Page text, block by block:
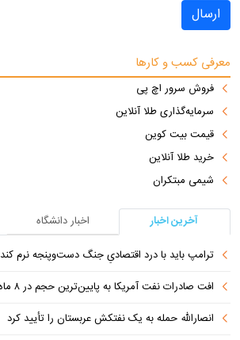
ارسال
معرفی کسب و کارها
فروش سرور اچ پی
سرمایه‌گذاری طلا آنلاین
قیمت بیت کوین
خرید طلا آنلاین
شیمی مبتکران
آخرین اخبار
اخبار دانشگاه
ترامپ باید با درد اقتصادیِ جنگ دست‌و‌پنجه نرم کند
افت صادرات نفت آمریکا به پایین‌ترین حجم در ۸ ماه اخیر
انصارالله حمله به یک نفتکش عربستان را تأیید کرد